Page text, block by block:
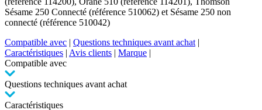
Sésame 250 Connecté (référence 510062) et Sésame 250 non
connecté (référence 510042)
Compatible avec | Questions techniques avant achat |
Caractéristiques | Avis clients | Marque |
Compatible avec
Questions techniques avant achat
Caractéristiques